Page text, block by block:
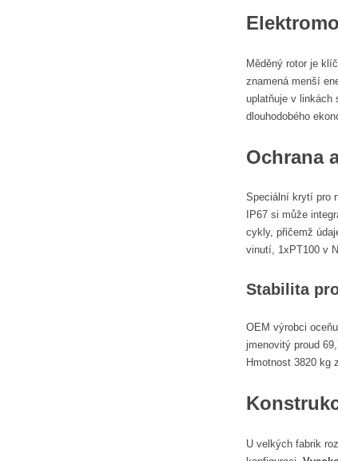
Měděný rotor je
znamená menší
uplatňuje v linkách
dlouhodobého
Ochrana
Speciální krytí pro
IP67 si může
cykly, přičemž
vinutí, 1xPT100 v
Stabilita
OEM výrobci
jmenovitý proud
Hmotnost 3820 kg
U velkých fabrik